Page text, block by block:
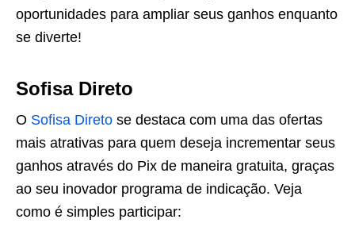
oportunidades para ampliar seus ganhos enquanto
se diverte!
Sofisa Direto
O Sofisa Direto se destaca com uma das ofertas
mais atrativas para quem deseja incrementar seus
ganhos através do Pix de maneira gratuita, graças
ao seu inovador programa de indicação. Veja
como é simples participar: